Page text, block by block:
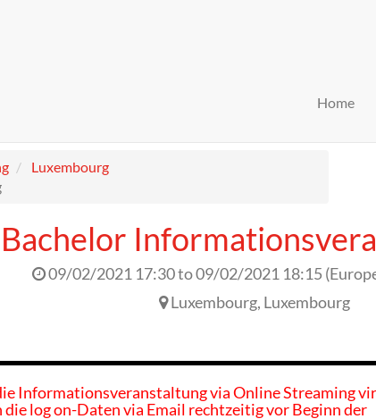
Home
Luxembourg
Bachelor
09/02/2021 17:30to09/02/2021 18:15(
Luxembourg, Luxembourg
Informationsveranstaltung via Online Streaming
log on-Daten via Email rechtzeitig vor Beginn der